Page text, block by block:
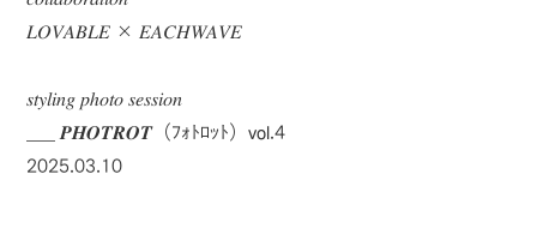
𝐿𝑂𝑉𝐴𝐵𝐿𝐸 × 𝐸𝐴𝐶𝐻𝑊𝐴𝑉𝐸
𝑠𝑡𝑦𝑙𝑖𝑛𝑔 𝑝ℎ𝑜𝑡𝑜 𝑠𝑒𝑠𝑠𝑖𝑜𝑛
___ 𝑷𝑯𝑶𝑻𝑹𝑶𝑻（ﾌｫﾄﾛｯﾄ）𝗏𝗈𝗅.4
2025.03.10